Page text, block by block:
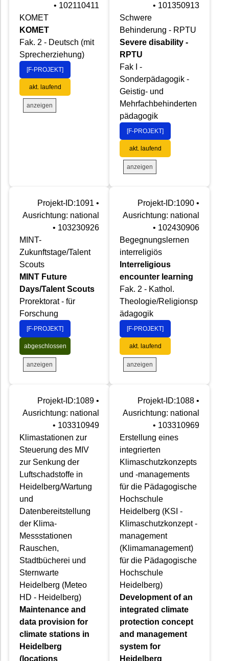
• 102110411
KOMET
KOMET
Fak. 2 - Deutsch (mit
Sprecherziehung)
[F-PROJEKT]
akt. laufend
anzeigen
• 101350913
Schwere
Behinderung - RPTU
Severe disability -
RPTU
Fak I -
Sonderpädagogik -
Geistig- und
Mehrfachbehinderten
pädagogik
[F-PROJEKT]
akt. laufend
anzeigen
Projekt-ID:1091 •
Ausrichtung: national
• 103230926
MINT-
Zukunftstage/Talent
Scouts
MINT Future
Days/Talent Scouts
Prorektorat - für
Forschung
[F-PROJEKT]
abgeschlossen
anzeigen
Projekt-ID:1090 •
Ausrichtung: national
• 102430906
Begegnungslernen
interreligiös
Interreligious
encounter learning
Fak. 2 - Kathol.
Theologie/Religionsp
ädagogik
[F-PROJEKT]
akt. laufend
anzeigen
Projekt-ID:1089 •
Ausrichtung: national
• 103310949
Klimastationen zur
Steuerung des MIV
zur Senkung der
Luftschadstoffe in
Heidelberg/Wartung
und
Datenbereitstellung
der Klima-
Messstationen
Rauschen,
Stadtbücherei und
Sternwarte
Heidelberg (Meteo
HD - Heidelberg)
Maintenance and
data provision for
climate stations in
Heidelberg
(locations
Projekt-ID:1088 •
Ausrichtung: national
• 103310969
Erstellung eines
integrierten
Klimaschutzkonzepts
und -managements
für die Pädagogische
Hochschule
Heidelberg (KSI -
Klimaschutzkonzept -
management
(Klimamanagement)
für die Pädagogische
Hochschule
Heidelberg)
Development of an
integrated climate
protection concept
and management
system for
Heidelberg